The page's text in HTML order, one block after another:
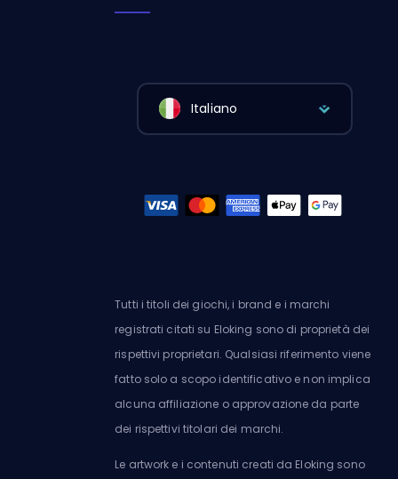
Italiano
Tutti i titoli dei giochi, i brand e i marchi
registrati citati su Eloking sono di proprietà dei
rispettivi proprietari. Qualsiasi riferimento viene
fatto solo a scopo identificativo e non implica
alcuna affiliazione o approvazione da parte
dei rispettivi titolari dei marchi.
Le artwork e i contenuti creati da Eloking sono